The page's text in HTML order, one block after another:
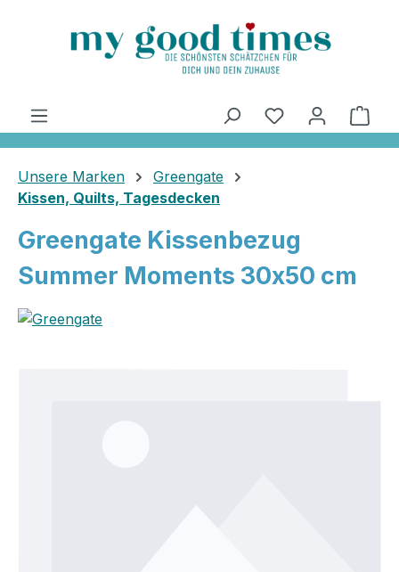
Unsere Marken
Greengate
Kissen, Quilts, Tagesdecken
Greengate Kissenbezug
Summer Moments 30x50 cm